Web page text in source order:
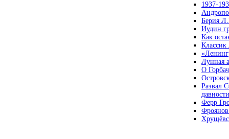
1937-
Берия
Иудин
Как
Лунная
О
Развал
давности
Ферр